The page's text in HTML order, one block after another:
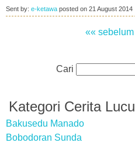
Sent by: e-ketawa posted on 21 August 2014
«« sebelum
Cari
Kategori Cerita Lucu
Bakusedu Manado
Bobodoran Sunda